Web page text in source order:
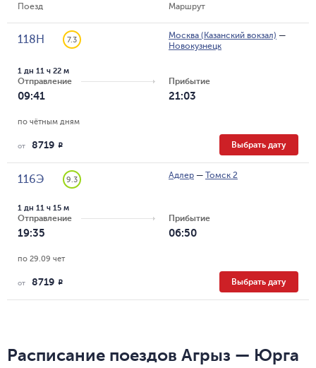
Поезд Маршрут
118Н 7.3 Москва (Казанский вокзал) —
Новокузнецк
Отправление
09:41
1 дн 11 ч 22 м
Прибытие
21:03
по чётным дням
от 8719 R Выбрать дату
116Э 9.3 Адлер — Томск 2
Отправление
19:35
1 дн 11 ч 15 м
Прибытие
06:50
по 29.09 чет
от 8719 R Выбрать дату
Расписание поездов Агрыз — Юрга